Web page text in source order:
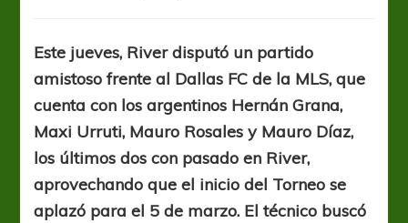
Dallas
y
descanso
Este jueves, River disputó un partido
amistoso frente al Dallas FC de la MLS, que
cuenta con los argentinos Hernán Grana,
Maxi Urruti, Mauro Rosales y Mauro Díaz,
los últimos dos con pasado en River,
aprovechando que el inicio del Torneo se
aplazó para el 5 de marzo. El técnico buscó